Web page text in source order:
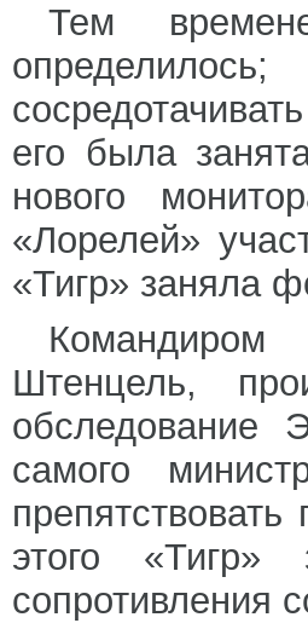
Тем
его была
нового
«Лорелей»
«Тигр» заняла
Штенцель,
обследование
самого
этого
сопротивления